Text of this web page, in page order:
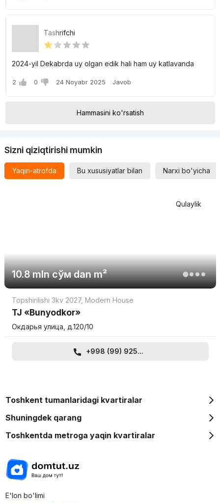
Tashrifchi
2024-yil Dekabrda uy olgan edik hali ham uy katlavanda
2 0 24 Noyabr 2025 Javob
Hammasini ko'rsatish
Sizni qiziqtirishi mumkin
Yaqin-atrofda Bu xususiyatlar bilan Narxi bo'yicha
Qulaylik
10.8 mln сўмdan m²
Topshirilishi 3kv 2027, Modern House
TJ «Bunyodkor»
Окдарья улица, д.120/10
+998 (99) 925...
Toshkent tumanlaridagi kvartiralar
Shuningdek qarang
Toshkentda metroga yaqin kvartiralar
E'lon bo'limi